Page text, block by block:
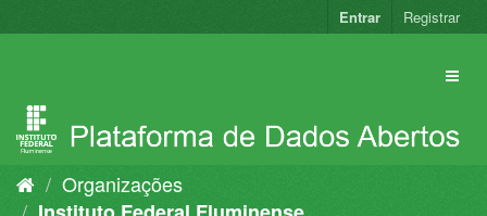
para
Entrar Registrar
Organizações